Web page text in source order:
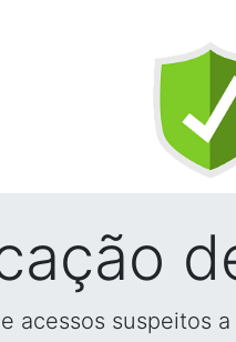
acessos suspeitos